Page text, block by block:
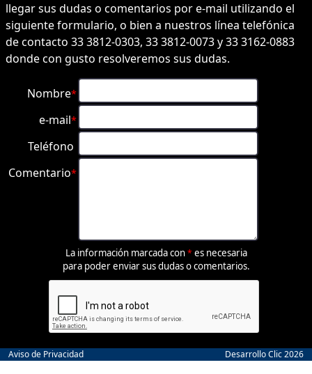
llegar sus dudas o comentarios por e-mail utilizando el
siguiente formulario, o bien a nuestros línea telefónica
de contacto 33 3812-0303, 33 3812-0073 y 33 3162-0883
donde con gusto resolveremos sus dudas.
Nombre*
e-mail*
Teléfono
Comentario*
La información marcada con* es necesaria
para poder enviar sus dudas o comentarios.
Aviso de Privacidad Desarrollo Clic 2026